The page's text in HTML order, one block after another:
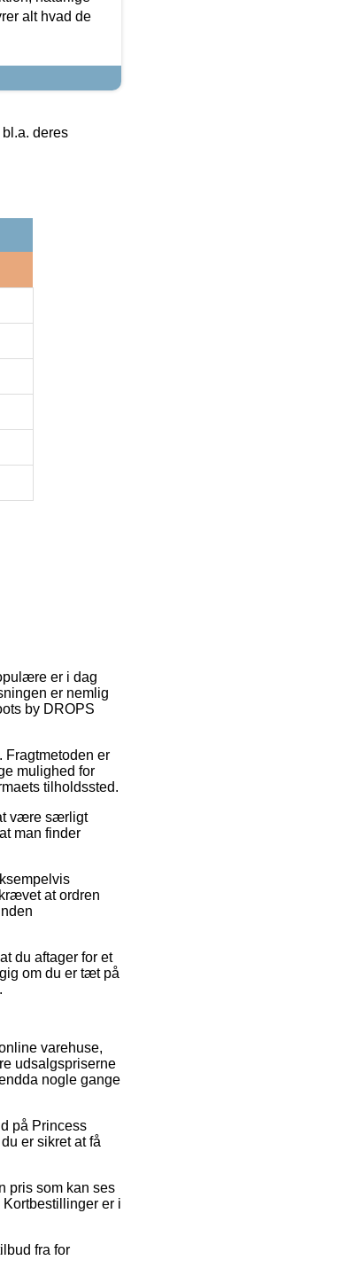
alt hvad de
deres
er i dag
er nemlig
by DROPS
Fragtmetoden er
mulighed for
tilholdssted.
være særligt
man finder
at ordren
du aftager for et
om du er tæt på
varehuse,
udsalgspriserne
nogle gange
på Princess
er sikret at få
pris som kan ses
er i
fra for